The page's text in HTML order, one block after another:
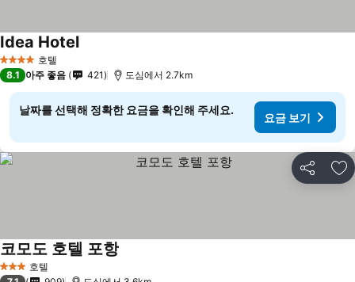
4 성급 호텔
Idea Hotel
8.1 아주 좋음 421 도심에서 2.7km
날짜를 선택해 정확한 요금을 확인해 주세요.
요금 보기
공유 즐
3 성급 호텔
코모도 호텔 포항